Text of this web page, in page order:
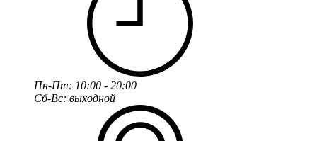
Пн-Пт: 10:00 - 20:00
Сб-Вс: выходной